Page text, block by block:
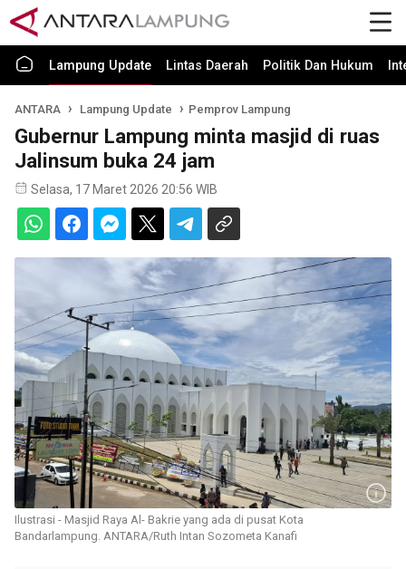
Lampung Update Lintas Daerah Politik Dan Hukum
ANTARA Lampung Update Pemprov Lampung
Gubernur Lampung minta masjid di ruas
Jalinsum buka 24 jam
Selasa, 17 Maret 2026 20:56 WIB
Ilustrasi - Masjid Raya Al- Bakrie yang ada di pusat Kota
Bandarlampung. ANTARA/Ruth Intan Sozometa Kanafi